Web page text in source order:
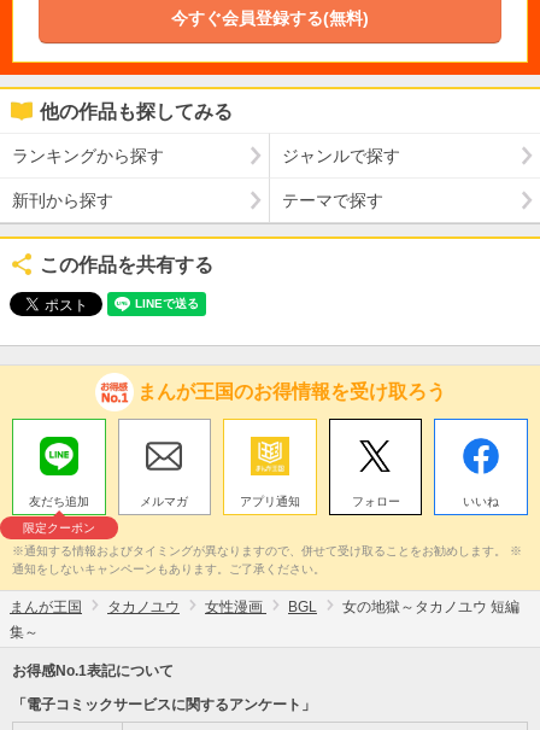
今すぐ会員登録する(無料)
他の作品も探してみる
ランキングから探す ジャンルで探す
新刊から探す テーマで探す
この作品を共有する
まんが王国のお得情報を受け取ろう
友だち追加
限定クーポン
メルマガ アプリ通知 フォロー いいね
※通知する情報およびタイミングが異なりますので、併せて受け取ることをお勧めします。 ※
通知をしないキャンペーンもあります。ご了承ください。
まんが王国 タカノユウ 女性漫画 BGL
女の地獄～タカノユウ 短編
集～
お得感No.1表記について
「電子コミックサービスに関するアンケート」